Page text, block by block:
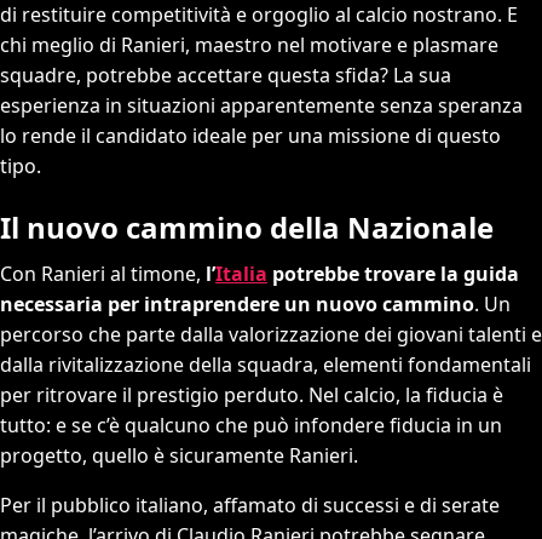
di restituire competitività e orgoglio al calcio nostrano. E
chi meglio di Ranieri, maestro nel motivare e plasmare
squadre, potrebbe accettare questa sfida? La sua
esperienza in situazioni apparentemente senza speranza
lo rende il candidato ideale per una missione di questo
tipo.
Il nuovo cammino della Nazionale
Con Ranieri al timone, l’Italia potrebbe trovare la guida
necessaria per intraprendere un nuovo cammino. Un
percorso che parte dalla valorizzazione dei giovani talenti e
dalla rivitalizzazione della squadra, elementi fondamentali
per ritrovare il prestigio perduto. Nel calcio, la fiducia è
tutto: e se c’è qualcuno che può infondere fiducia in un
progetto, quello è sicuramente Ranieri.
Per il pubblico italiano, affamato di successi e di serate